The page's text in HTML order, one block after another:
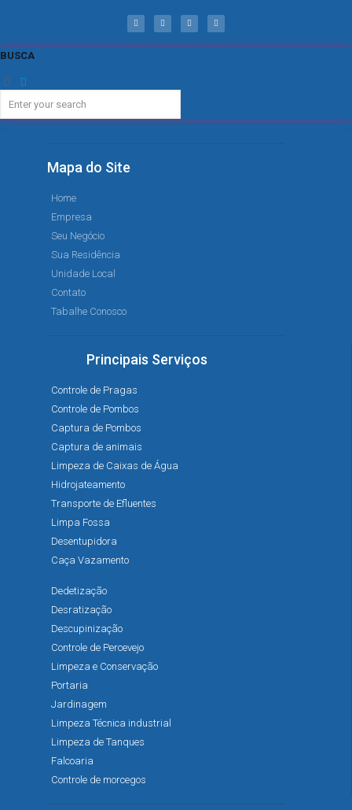
BUSCA
Mapa do Site
Home
Empresa
Seu Negócio
Sua Residência
Unidade Local
Contato
Tabalhe Conosco
Principais Serviços
Controle de Pragas
Controle de Pombos
Captura de Pombos
Captura de animais
Limpeza de Caixas de Água
Hidrojateamento
Transporte de Efluentes
Limpa Fossa
Desentupidora
Caça Vazamento
Dedetização
Desratização
Descupinização
Controle de Percevejo
Limpeza e Conservação
Portaria
Jardinagem
Limpeza Técnica industrial
Limpeza de Tanques
Falcoaria
Controle de morcegos